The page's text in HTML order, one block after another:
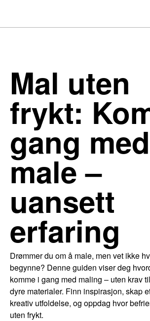
Mal uten
frykt:
gang
male –
uansett
erfaring
Drømmer du om å male, men vet ikke
begynne? Denne guiden viser deg
komme i gang med maling – uten krav
dyre materialer. Finn inspirasjon, skap
kreativ utfoldelse, og oppdag hvor
uten frykt.